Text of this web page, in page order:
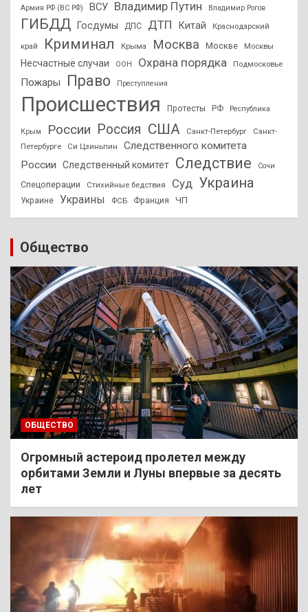
Армия РФ (ВС РФ) ВСУ Владимир Путин Владимир Рогов
ГИБДД Госдумы ДПС ДТП Китай Краснодарский
край Криминал Крыма Москва Москве Москвы
Несчастные случаи ООН Охрана порядка Подмосковье
Пожары Право Преступления
Происшествия Протесты РФ Республика
Крым России Россия США Санкт-Петербург
Санкт-
Петербурге
Си Цзиньпин
Следственного комитета
России
Следственный комитет Следствие Сочи
Спецоперации Стихийные бедствия Суд Украина
Украине Украины ФСБ Франция ЧП
Общество
ОБЩЕСТВО
Огромный астероид пролетел между
орбитами Земли и Луны впервые за десять
лет